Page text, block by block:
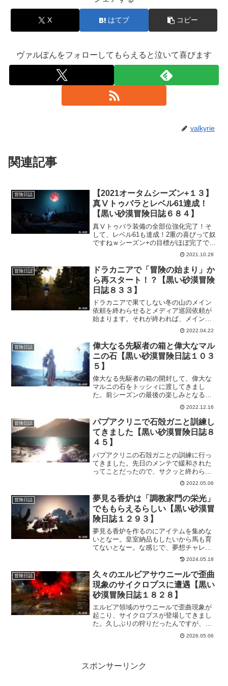
X はてブ コピー
ヴァルぽんをフォローしてもらえると泣いて喜びます
valkyrie
関連記事
冒険日誌
【2021オータムシーズン+１３】
真Ⅴトゥバラとレベル61達成！
【黒い砂漠冒険日誌６８４】
真Ⅴトゥバラ装備の全部位強化完了！そ
して、レベル61も達成！2重の喜びって奴
ですねｗシーズン+の目標がほぼ完了で
す。この後は、シーズンパスを進めて行
かないとです。このままイベントで黒魔
力水晶も集めるようにしてと…。なかな
か、楽しくなってきましたよ。
2021.10.28
冒険日誌
ドラカニアで「冒険の始まり」か
ら再スタート！？【黒い砂漠冒険
日誌８３３】
ドラカニアで果てしない冬の山のメイン
依頼を終わらせるとメディア巡回依頼が
始まります。それが終われば、メイン依
頼の「冒険の始まり」が始まりますw今更
感満載なのですが、面白そうなので始め
てみました。見慣れたあの人の顔が変わ
っててすごい違和感…。
2022.04.22
冒険日誌
偉大なる先駆者の箱と偉大なマル
ニの石【黒い砂漠冒険日誌１０３
５】
偉大なる先駆者の箱の開封して、偉大な
マルニの石をトッシィに渡してきまし
た。前シーズンの最後の楽しみとなる偉
大なる先駆者の箱からは、「何がでるの
かなー」というのと、偉大なマルニの石
は「何と交換してくれるのかなー」が楽
しめるという贅沢な企画ｗ
2022.12.16
冒険日誌
パプアクリニで石殻ガニと訓練し
てきました【黒い砂漠冒険日誌８
４５】
パプアクリニの石殻ガニとの訓練に行っ
てきました。先日のメンテで緩和された
ってことだったので、サクッと終わらせ
てこようと思いまして。って、結局サク
ッと終わらせることができないみたいの
で、少しづつとなるようですが。緩和が
入ってどんな感じになったのか楽しみで
す。
2022.05.06
冒険日誌
夢見る香炉は「調教家門の栄光」
でももらえるらしい【黒い砂漠冒
険日誌１２９３】
夢見る香炉を作るのにアイテムを集めな
いとなー。皇室納品もしたいから馬も育
てないとなー。な感じで、夢想チャレン
ジを夢見ているんですがｗ生活昇級依頼
を進めようとして、夢見る香炉を獲得で
きる依頼があることに気付きました！調
教家門の栄光を進めましょう！
2024.05.18
冒険日誌
久々のエルビアサウニールで歪曲
現象のサイクロプスに遭遇【黒い
砂漠冒険日誌１８２８】
エルビア領域のサウニールで歪曲現象が
起こり、サイクロプスが登場してきまし
た。久しぶりの狩りだったんですが、エ
ルビア領域の楽しみの一つの歪曲現象に
遭遇できるとは嬉しい限りです。そんな
2026.05.06
スポンサーリンク